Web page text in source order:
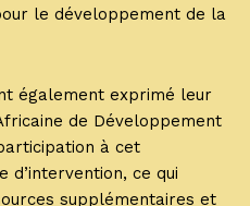
le développement de la
également exprimé leur
de Développement
à cet
ce qui
supplémentaires et